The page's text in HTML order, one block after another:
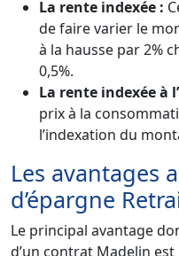
La rente indexée :
de faire varier le
à la hausse par 2%
0,5%.
La rente indexée à
prix à la
l’indexation du
Les avantages
d’épargne
Le principal avantage
d’un contrat Madelin